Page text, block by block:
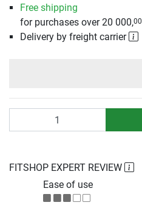
Free shipping
for purchases over 20 000,00
Delivery by freight carrier
FITSHOP EXPERT REVIEW
Ease of use